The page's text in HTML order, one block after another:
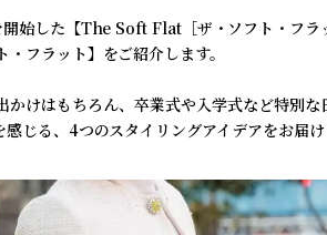
始した【The Soft Flat［ザ・ソフト・フラ
フラット】をご紹介します。
かけはもちろん、卒業式や入学式など特別
じる、4つのスタイリングアイデアをお届け